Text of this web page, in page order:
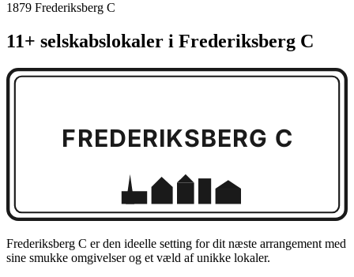
1879 Frederiksberg C
11+ selskabslokaler i Frederiksberg C
FREDERIKSBERG C
Frederiksberg C er den ideelle setting for dit næste arrangement med
sine smukke omgivelser og et væld af unikke lokaler.